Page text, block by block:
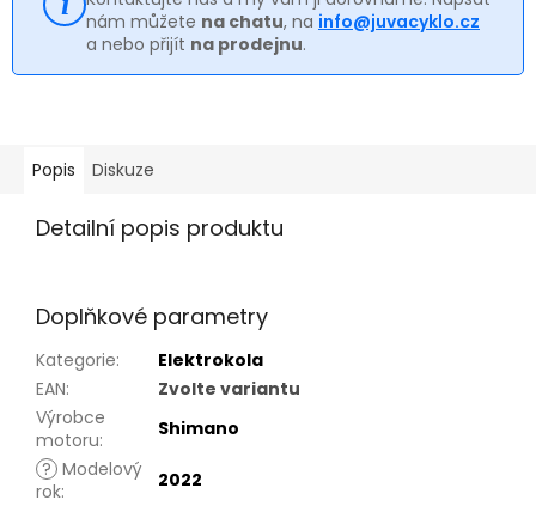
nám můžete na chatu, na info@juvacyklo.cz
a nebo přijít na prodejnu.
Popis Diskuze
Detailní popis produktu
Doplňkové parametry
Kategorie:
Elektrokola
EAN:
Zvolte variantu
Výrobce
motoru:
Shimano
? Modelový
rok:
2022